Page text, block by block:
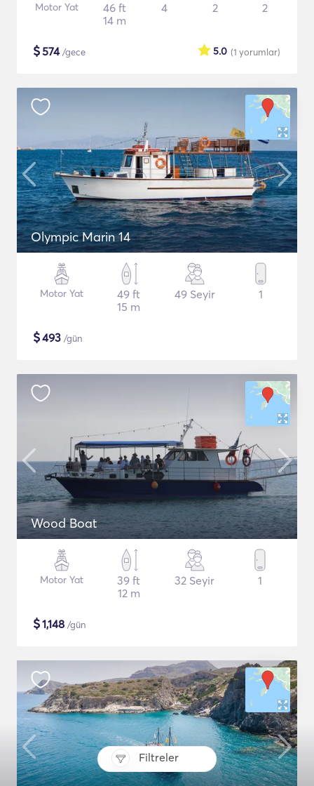
Filtreler
Motor Yat
46 ft
14 m
4 2 2
$574/gece (1 yorumlar)
5.0
Olympic Marin 14
Motor Yat
49 ft
15 m
49 Seyir 1
$493 /gün
Wood Boat
Motor Yat
39 ft
12 m
32 Seyir 1
$1,148 /gün